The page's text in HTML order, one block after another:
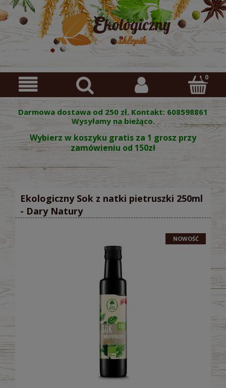
Darmowa dostawa od 250 zł. Kontakt: 608598861
Wysyłamy na bieżąco.
Wybierz w koszyku gratis za 1 grosz przy
zamówieniu od 150zł
Ekologiczny Sok z natki pietruszki 250ml
- Dary Natury
NOWOŚĆ